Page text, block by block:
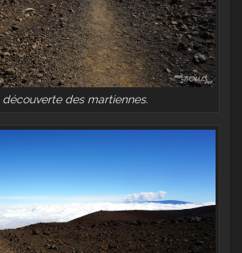
découverte des martiennes.